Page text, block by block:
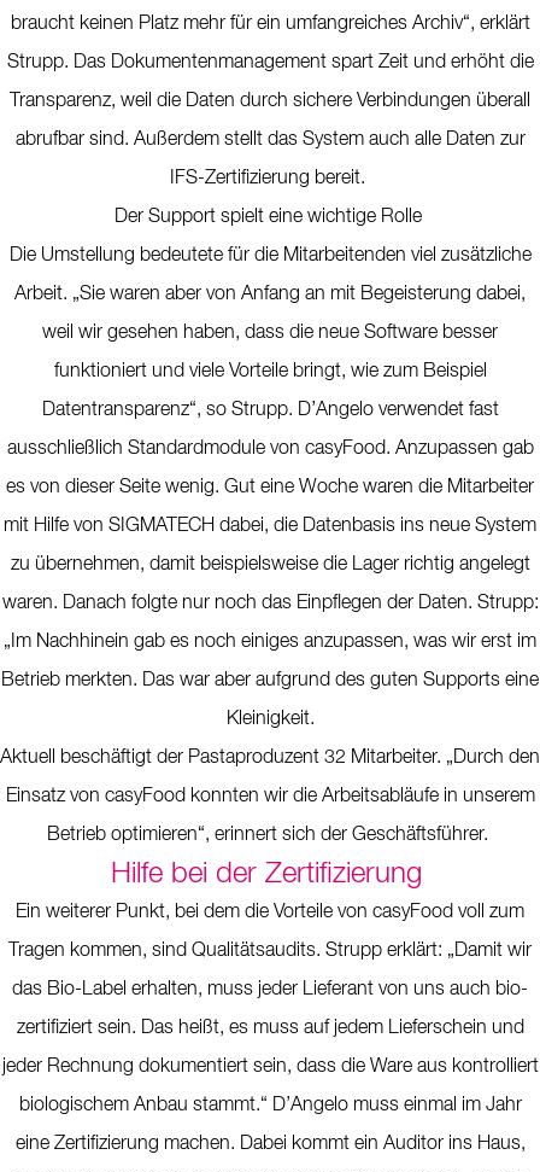
braucht keinen Platz mehr für ein umfangreiches Archiv“, erklärt
Strupp. Das Dokumentenmanagement spart Zeit und erhöht die
Transparenz, weil die Daten durch sichere Verbindungen überall
abrufbar sind. Außerdem stellt das System auch alle Daten zur
IFS-Zertifizierung bereit.
Der Support spielt eine wichtige Rolle
Die Umstellung bedeutete für die Mitarbeitenden viel zusätzliche
Arbeit. „Sie waren aber von Anfang an mit Begeisterung dabei,
weil wir gesehen haben, dass die neue Software besser
funktioniert und viele Vorteile bringt, wie zum Beispiel
Datentransparenz“, so Strupp. D’Angelo verwendet fast
ausschließlich Standardmodule von casyFood. Anzupassen gab
es von dieser Seite wenig. Gut eine Woche waren die Mitarbeiter
mit Hilfe von SIGMATECH dabei, die Datenbasis ins neue System
zu übernehmen, damit beispielsweise die Lager richtig angelegt
waren. Danach folgte nur noch das Einpflegen der Daten. Strupp:
„Im Nachhinein gab es noch einiges anzupassen, was wir erst im
Betrieb merkten. Das war aber aufgrund des guten Supports eine
Kleinigkeit.
Aktuell beschäftigt der Pastaproduzent 32 Mitarbeiter. „Durch den
Einsatz von casyFood konnten wir die Arbeitsabläufe in unserem
Betrieb optimieren“, erinnert sich der Geschäftsführer.
Hilfe bei der Zertifizierung
Ein weiterer Punkt, bei dem die Vorteile von casyFood voll zum
Tragen kommen, sind Qualitätsaudits. Strupp erklärt: „Damit wir
das Bio-Label erhalten, muss jeder Lieferant von uns auch bio-
zertifiziert sein. Das heißt, es muss auf jedem Lieferschein und
jeder Rechnung dokumentiert sein, dass die Ware aus kontrolliert
biologischem Anbau stammt.“ D’Angelo muss einmal im Jahr
eine Zertifizierung machen. Dabei kommt ein Auditor ins Haus,